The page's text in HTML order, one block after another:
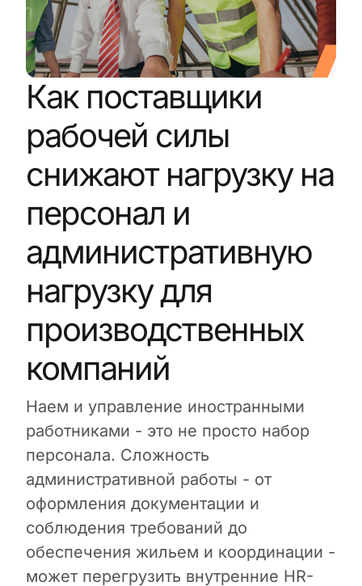
Как поставщики
рабочей силы
снижают нагрузку на
персонал и
административную
нагрузку для
производственных
компаний
Наем и управление иностранными
работниками - это не просто набор
персонала. Сложность
административной работы - от
оформления документации и
соблюдения требований до
обеспечения жильем и координации -
может перегрузить внутренние HR-